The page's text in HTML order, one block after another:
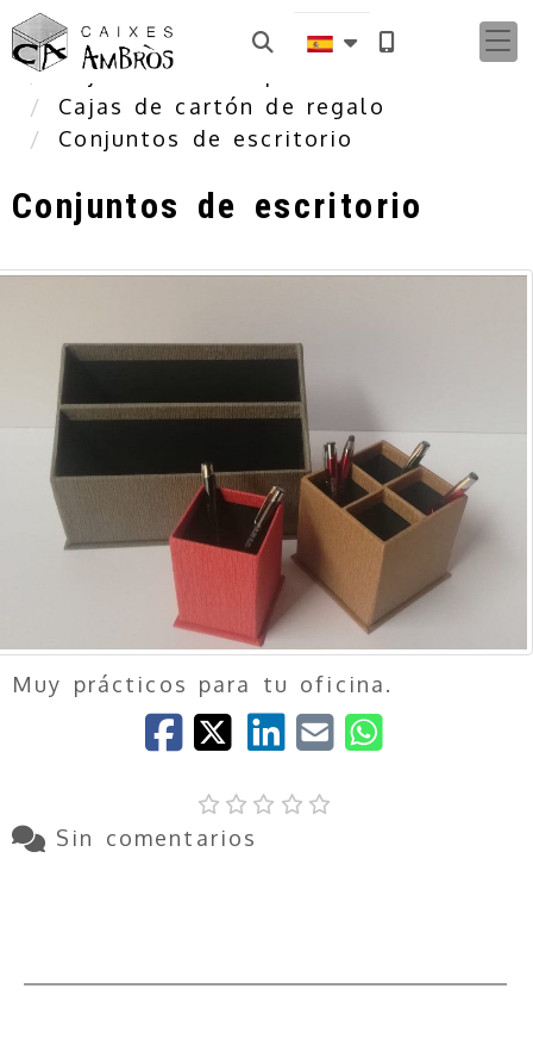
Inicio
Cajas de cartón personalizadas
Cajas de cartón de regalo
Conjuntos de escritorio
Conjuntos de escritorio
Muy prácticos para tu oficina.
Sin comentarios